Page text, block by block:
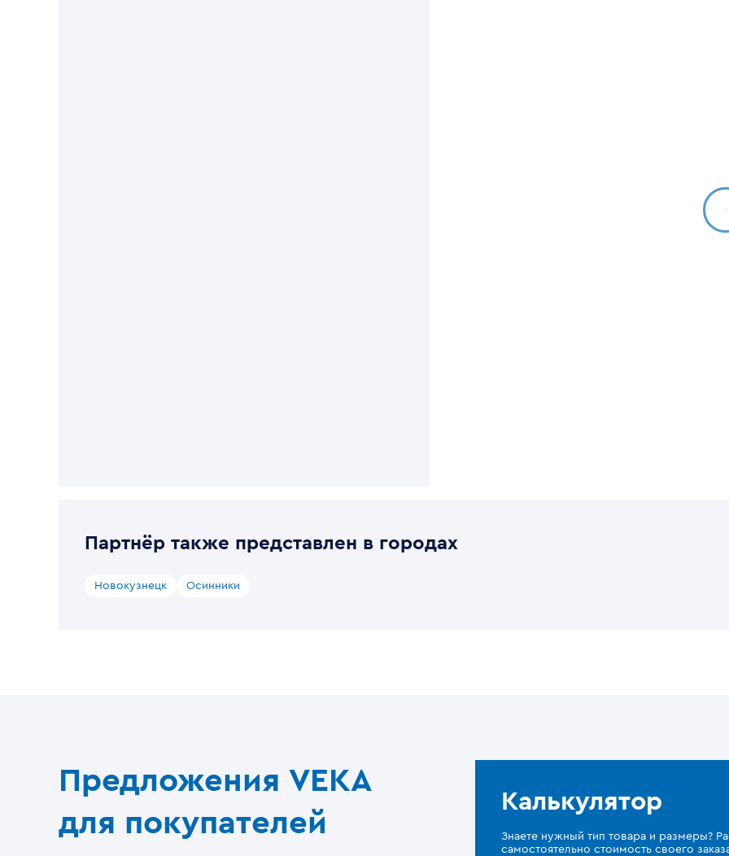
Партнёр также представлен в городах
Новокузнецк Осинники
Предложения VEKA
для покупателей
Калькулятор
Знаете нужный тип товара и размеры?
самостоятельно стоимость своего